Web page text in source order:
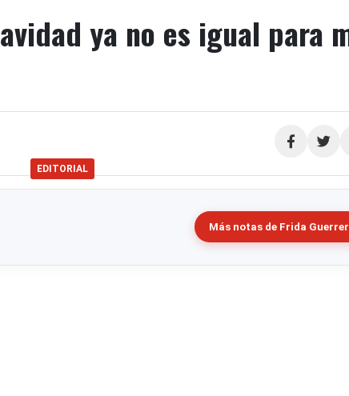
ya no es igual para
Compartir
EDITORIAL
Más notas de Frida